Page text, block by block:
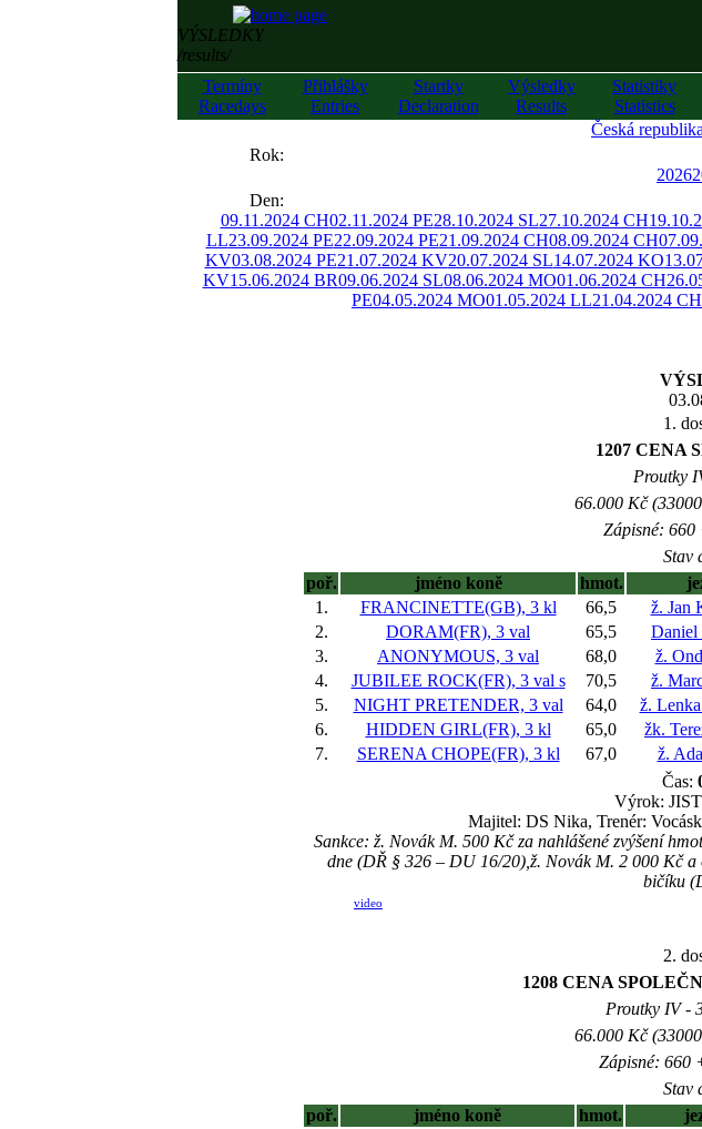
VÝSLEDKY
/results/
Termíny
Racedays
Přihlášky
Entries
Startky
Declaration
Výsledky
Results
Statistiky
Statistics
Česká republika
Rok:
2026
Den:
09.11.2024 CH02.11.2024 PE28.10.2024 SL27.10.2024 CH
LL23.09.2024 PE22.09.2024 PE21.09.2024 CH08.09.2024 CH
KV03.08.2024 PE21.07.2024 KV20.07.2024 SL14.07.2024 KO
KV15.06.2024 BR09.06.2024 SL08.06.2024 MO01.06.2024 CH
PE04.05.2024 MO01.05.2024 LL21.04.2024 CH
1.
1207 CENA
Proutky
66.000 Kč
Zápisné:
Stav
poř.
jméno koně hmot.
1.
FRANCINETTE(GB), 3 kl 66,5 ž. Jan
2.
DORAM(FR), 3 val 65,5 Daniel
3.
ANONYMOUS, 3 val 68,0 ž.
4.
JUBILEE ROCK(FR), 3 val s 70,5 ž.
5.
NIGHT PRETENDER, 3 val 64,0 ž.
6.
HIDDEN GIRL(FR), 3 kl 65,0 žk.
7.
SERENA CHOPE(FR), 3 kl 67,0 ž.
Čas:
Výrok:
Majitel: DS Nika, Trenér:
Sankce: ž. Novák M. 500 Kč za nahlášené zvýšení
dne (DŘ § 326 – DU 16/20),ž. Novák M. 2 000 Kč
bičíku
video
2.
1208 CENA
Proutky IV -
66.000 Kč
Zápisné: 660
Stav
poř.
jméno koně hmot.